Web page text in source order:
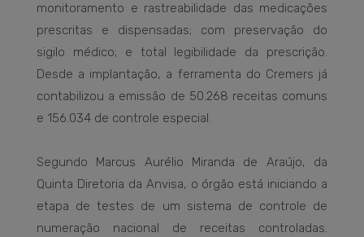
monitoramento e rastreabilidade das medicações
prescritas e dispensadas; com preservação do
sigilo médico; e total legibilidade da prescrição.
Desde a implantação, a ferramenta do Cremers já
contabilizou a emissão de 50.268 receitas comuns
e 156.034 de controle especial.
Segundo Marcus Aurélio Miranda de Araújo, da
Quinta Diretoria da Anvisa, o órgão está iniciando a
etapa de testes de um sistema de controle de
numeração nacional de receitas controladas.